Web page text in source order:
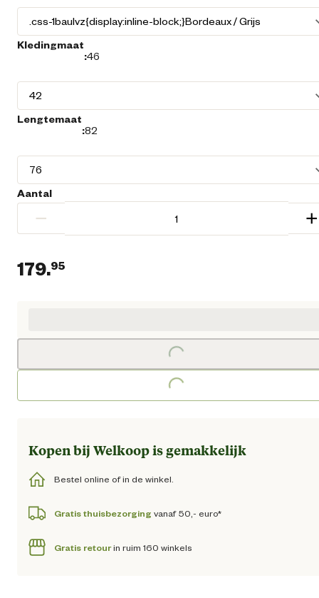
Kledingmaat
:46
Lengtemaat
:82
Aantal
− +
179.95
Loading...
Loading...
Kopen bij Welkoop is gemakkelijk
Bestel online of in de winkel.
Gratis thuisbezorging vanaf 50,- euro*
Gratis retourin ruim 160 winkels